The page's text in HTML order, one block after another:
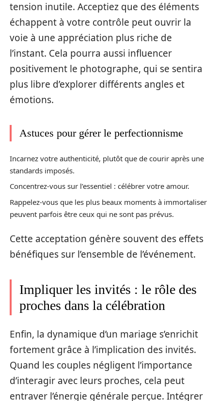
tension inutile. Acceptiez que des éléments
échappent à votre contrôle peut ouvrir la
voie à une appréciation plus riche de
l’instant. Cela pourra aussi influencer
positivement le photographe, qui se sentira
plus libre d’explorer différents angles et
émotions.
Astuces pour gérer le perfectionnisme
Incarnez votre authenticité, plutôt que de courir après une
standards imposés.
Concentrez-vous sur l’essentiel : célébrer votre amour.
Rappelez-vous que les plus beaux moments à immortaliser
peuvent parfois être ceux qui ne sont pas prévus.
Cette acceptation génère souvent des effets
bénéfiques sur l’ensemble de l’événement.
Impliquer les invités : le rôle des
proches dans la célébration
Enfin, la dynamique d’un mariage s’enrichit
fortement grâce à l’implication des invités.
Quand les couples négligent l’importance
d’interagir avec leurs proches, cela peut
entraver l’énergie générale perçue. Intégrer